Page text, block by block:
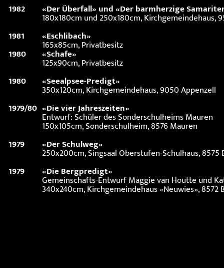
1982
«Der Überfall» und «Der barmherzige
180x180cm und 250x180cm, Kirchgemeindehaus,
1981
«Eschlibach»
165x85cm, Privatbesitz
1980 «Schafe»
125x90cm, Privatbesitz
1980
«Seealpsee-Predigt»
350x120cm, Kirchgemeindehaus, 9050 Appenzell
1979/80 «Die vier Jahreszeiten»
Entwurf: Schüler des Sonderschulheims Mauren
150x105cm, Sonderschulheim, 8576 Mauren
1979
«Der Schulweg»
250x200cm, Singsaal Oberstufen-Schulhaus, 8575
1979
«Die Bergpredigt»
Gemeinschafts-Entwurf Maggie van Houtte und
340x240cm, Kirchgemeindehaus «Neuwies», 8572